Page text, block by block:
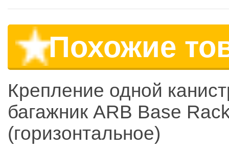
Похожие
Крепление одной
багажник ARB Base
(горизонтальное)